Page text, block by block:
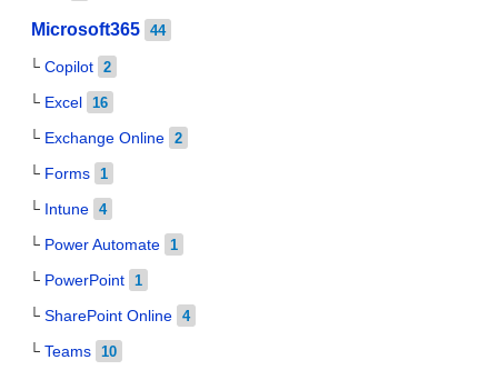
Microsoft365 44
Copilot 2
Excel 16
Exchange Online 2
Forms 1
Intune 4
Power Automate 1
PowerPoint 1
SharePoint Online 4
Teams 10